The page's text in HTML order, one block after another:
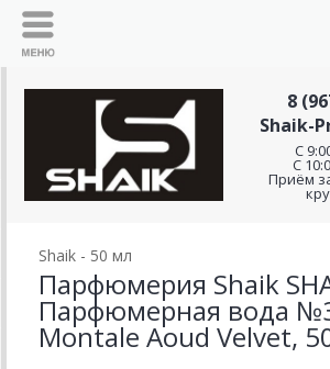
8
Shaik-
C
С
Приём
Shaik - 50 мл
Парфюмерия Shaik
Парфюмерная вода
Montale Aoud Velvet,